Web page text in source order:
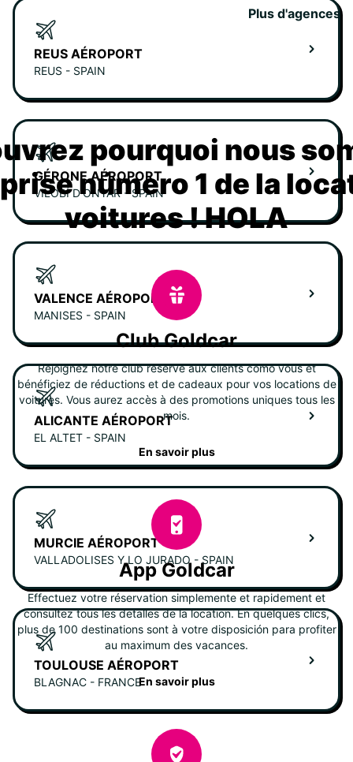
REUS AÉROPORT
REUS - SPAIN
GÉRONE AÉROPORT
VILOBÍ D'ONYAR - SPAIN
VALENCE AÉROPORT
MANISES - SPAIN
ALICANTE AÉROPORT
EL ALTET - SPAIN
MURCIE AÉROPORT
VALLADOLISES Y LO JURADO - SPAIN
TOULOUSE AÉROPORT
BLAGNAC - FRANCE
Plus d'agences
pourquoi nous
número 1 de la
voitures ! HOLA
Club Goldcar
Rejoignez notre club réservé aux clients como vous et
bénéficiez de réductions et de cadeaux pour vos locations de
voitures. Vous aurez accès à des promotions uniques tous les
mois.
En savoir plus
App Goldcar
Effectuez votre réservation simplemente et rapidement et
consultez tous les detalles de la location. En quelques clics,
plus de 100 destinations sont à votre disposición para profiter
au maximum des vacances.
En savoir plus